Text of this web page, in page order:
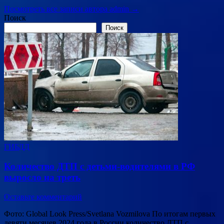
Посмотреть все записи автора admin →
Поиск
Поиск
ГИБДД
Количество ДТП с детьми-водителями в РФ
выросло на треть
Оставьте комментарий
Фото: Global Look Press/Svetlana Vozmilova По итогам первых